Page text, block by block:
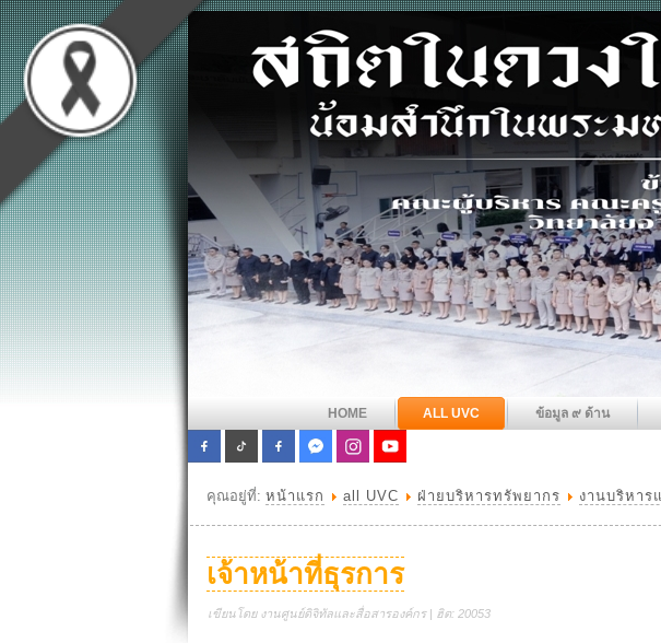
HOME ALL UVC ข้อมูล ๙ ด้าน
คุณอยู่ที่: หน้าแรก all UVC ฝ่ายบริหารทรัพยากร งานบริหา
เจ้าหน้าที่ธุรการ
เขียนโดย งานศูนย์ดิจิทัลและสื่อสารองค์กร | ฮิต: 20053